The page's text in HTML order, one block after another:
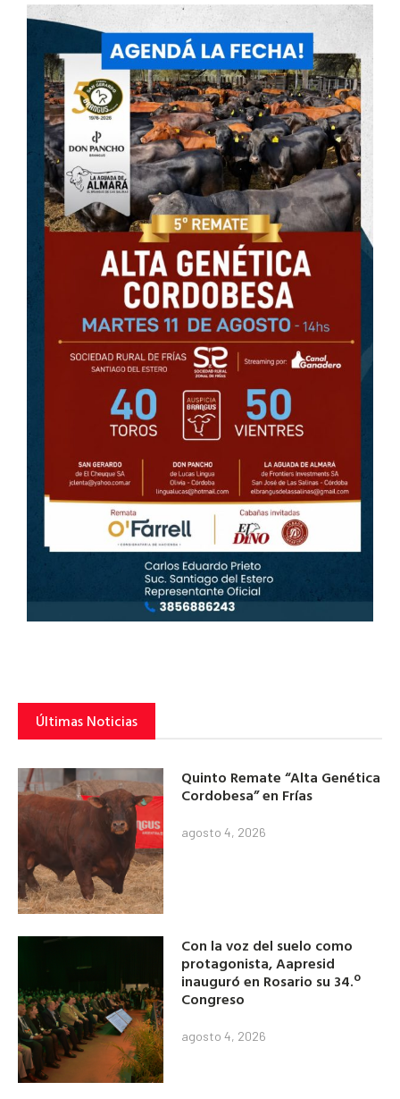
Últimas Noticias
Quinto Remate “Alta Genética
Cordobesa” en Frías
agosto 4, 2026
Con la voz del suelo como
protagonista, Aapresid
inauguró en Rosario su 34.º
Congreso
agosto 4, 2026